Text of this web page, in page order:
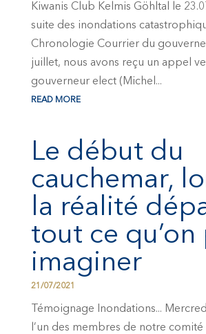
Kiwanis Club Kelmis Göhltal le
suite des inondations
Chronologie Courrier du
juillet, nous avons reçu un appel
gouverneur elect (Michel...
READ MORE
Le début du
cauchemar,
la réalité
tout ce qu’on
imaginer
21/07/2021
Témoignage Inondations...
l’un des membres de notre comité